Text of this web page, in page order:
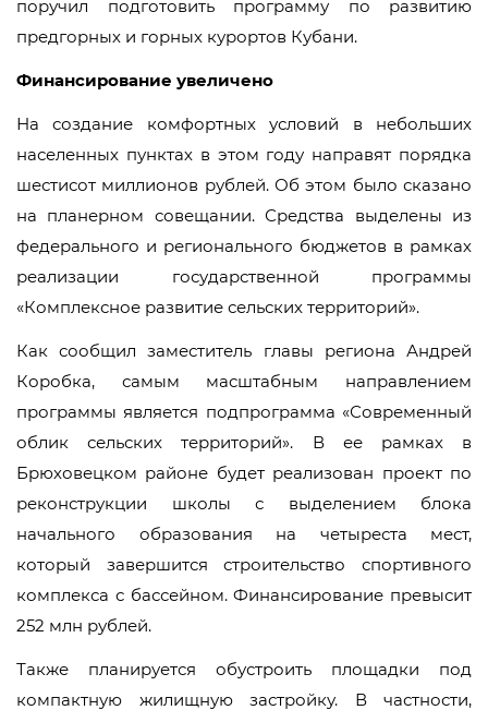
поручил подготовить программу по развитию
предгорных и горных курортов Кубани.
Финансирование увеличено
На создание комфортных условий в небольших
населенных пунктах в этом году направят порядка
шестисот миллионов рублей. Об этом было сказано
на планерном совещании. Средства выделены из
федерального и регионального бюджетов в рамках
реализации государственной программы
«Комплексное развитие сельских территорий».
Как сообщил заместитель главы региона Андрей
Коробка, самым масштабным направлением
программы является подпрограмма «Современный
облик сельских территорий». В ее рамках в
Брюховецком районе будет реализован проект по
реконструкции школы с выделением блока
начального образования на четыреста мест,
который завершится строительство спортивного
комплекса с бассейном. Финансирование превысит
252 млн рублей.
Также планируется обустроить площадки под
компактную жилищную застройку. В частности,